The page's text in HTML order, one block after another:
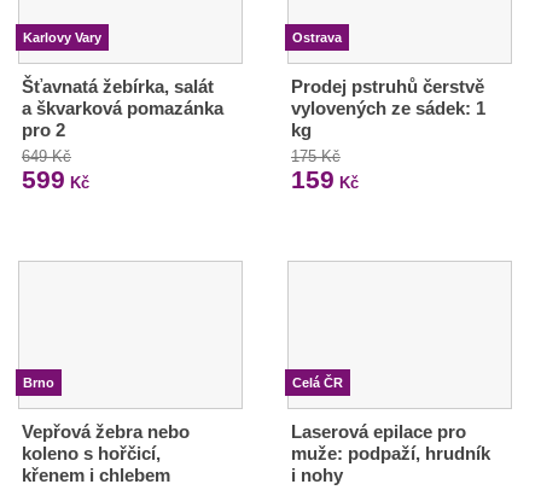
Karlovy Vary
Šťavnatá žebírka, salát
a škvarková pomazánka
pro 2
649 Kč
599 Kč
Ostrava
Prodej pstruhů čerstvě
vylovených ze sádek: 1
kg
175 Kč
159 Kč
Brno
Vepřová žebra nebo
koleno s hořčicí,
křenem i chlebem
Celá ČR
Laserová epilace pro
muže: podpaží, hrudník
i nohy